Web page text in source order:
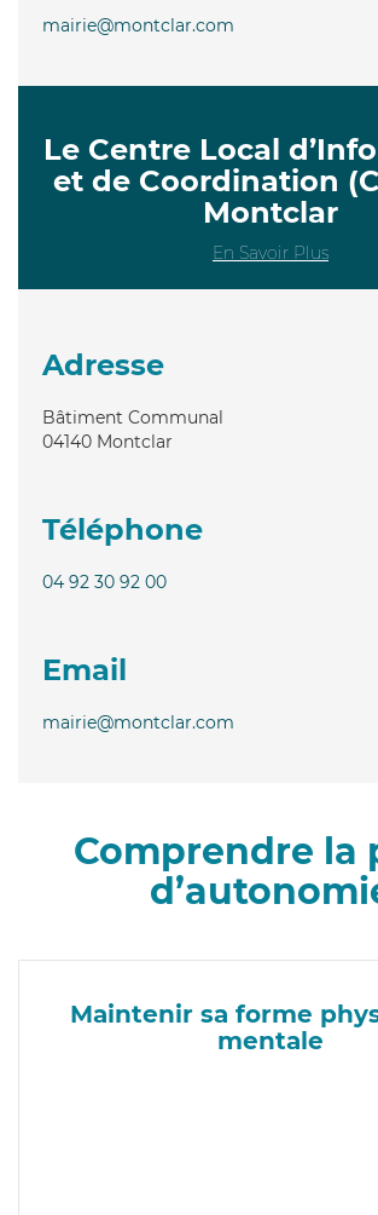
mairie@montclar.com
Le Centre Local
et de Coordination
Montclar
En Savoir Plus
Adresse
Bâtiment Communal
04140 Montclar
Téléphone
04 92 30 92 00
Email
mairie@montclar.com
Comprendre la
Maintenir sa forme
mentale